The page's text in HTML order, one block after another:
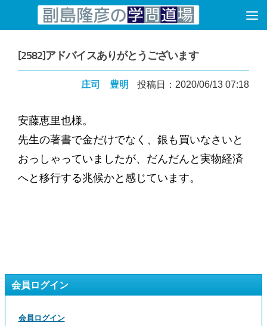
コンテンツへスキップ
[2582]アドバイスありがとうございます
庄司 豊明 投稿日：2020/06/13 07:18
安藤恵里也様。
先生の著書で金だけでなく、銀も買いなさいと
おっしゃっていましたが、だんだんと実物経済
へと移行する兆候かと感じています。
会員ログイン
会員ログイン